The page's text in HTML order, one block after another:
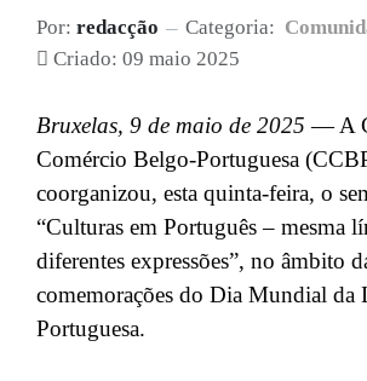
Por: redacção Categoria:
Criado: 09 maio 2025
Bruxelas, 9 de maio de 2025 — A
Comércio Belgo-Portuguesa
coorganizou, esta quinta-feira, o
“Culturas em Português – mesma
diferentes expressões”, no âmbito
comemorações do Dia Mundial da
Portuguesa.